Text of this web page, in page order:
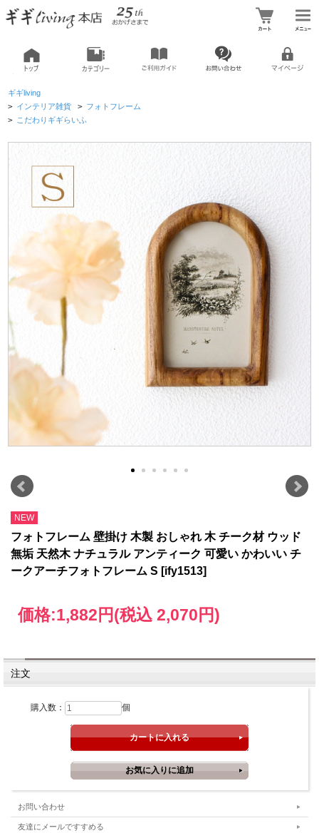
ギギliving
> インテリア雑貨 > フォトフレーム
> こだわりギギらいふ
NEW
フォトフレーム 壁掛け 木製 おしゃれ 木 チーク材 ウッド
無垢 天然木 ナチュラル アンティーク 可愛い かわいい チ
ークアーチフォトフレーム S [ify1513]
価格:1,882円(税込 2,070円)
注文
購入数： 個
お問い合わせ
友達にメールですすめる